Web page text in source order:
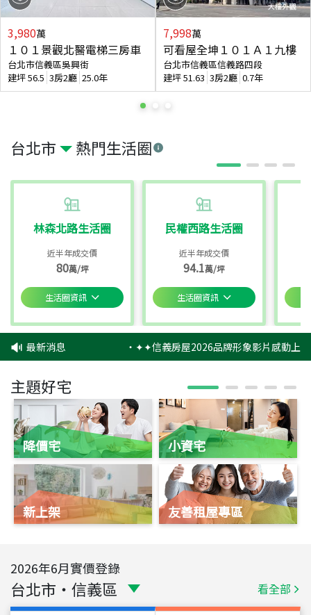
台北市 熱門生活圈
林森北路生活圈
近半年成交價
80萬/坪
生活圈資訊
民權西路生活圈
近半年成交價
94.1萬/坪
生活圈資訊
3,980萬
１０１景觀北醫電梯三房車
台北市信義區吳興街
建坪56.5 3房2廳 25.0年
7,998萬
可看屋全坤１０１Ａ１九樓
台北市信義區信義路四段
建坪51.63 3房2廳 0.7年
最新消息 ‧✦✦信義房屋2026品牌形象影片感動上
主題好宅
降價宅
新上架
小資宅
友善租屋專區
2026年6月實價登錄
台北市 ・ 信義區 看全部